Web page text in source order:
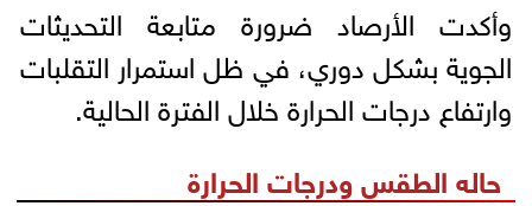
وأكدت الأرصاد ضرورة متابعة التحديثات
الجوية بشكل دوري، في ظل استمرار التقلبات
وارتفاع درجات الحرارة خلال الفترة الحالية.
حاله الطقس ودرجات الحرارة